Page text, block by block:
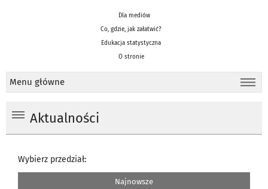
Dla mediów
Co, gdzie, jak załatwić?
Edukacja statystyczna
O stronie
Menu główne
Aktualności
Wybierz przedział:
Najnowsze